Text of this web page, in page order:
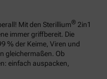
Mit den Sterillium® 2in1
immer griffbereit. Die
% der Keime, Viren und
gleichermaßen. Ob
einfach auspacken,